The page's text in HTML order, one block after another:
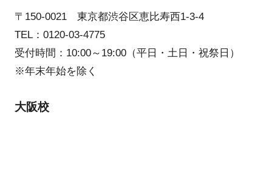
〒150-0021 東京都渋谷区恵比寿西1-3-4
TEL：0120-03-4775
受付時間：10:00～19:00（平日・土日・祝祭日）
※年末年始を除く
大阪校